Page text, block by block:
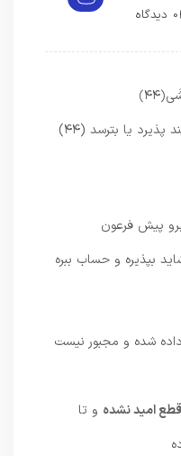
0 دیدگاه
﴿۴۴﴾
يا بترسد (۴۴)
پیش فرعون
بپذیره و حساب ببره
شده و مجبور نیست
امید نشده و تا